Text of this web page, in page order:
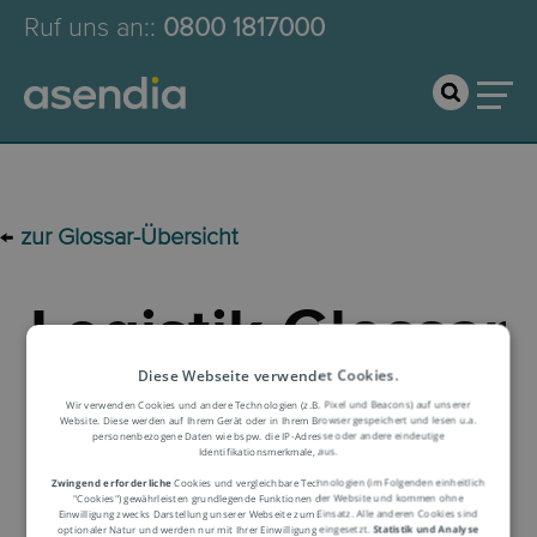
Ruf uns an:: 0800 1817000
← zur Glossar-Übersicht
Logistik-Glossar
Begriffserklärung
Diese Webseite verwendet Cookies.
Wir verwenden Cookies und andere Technologien (z.B. Pixel und Beacons) auf unserer
Website. Diese werden auf Ihrem Gerät oder in Ihrem Browser gespeichert und lesen u.a.
personenbezogene Daten wie bspw. die IP-Adresse oder andere eindeutige
Identifikationsmerkmale, aus.
Zwingend erforderlicheCookies und vergleichbare Technologien (im Folgenden einheitlich
"Cookies") gewährleisten grundlegende Funktionen der Website und kommen ohne
Einwilligung zwecks Darstellung unserer Webseite zum Einsatz. Alle anderen Cookies sind
optionaler Natur und werden nur mit Ihrer Einwilligung eingesetzt.Statistik und Analyse